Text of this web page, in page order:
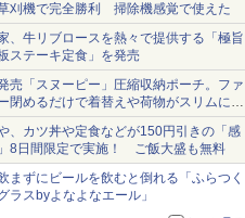
刈機で完全勝利 掃除機感覚で使えた
、牛リブロースを熱々で提供する「極旨
ステーキ定食」を発売
売「スヌーピー」圧縮収納ポーチ。ファ
閉めるだけで着替えや荷物がスリムにま
、カツ丼や定食などが150円引きの「感
8日間限定で実施！ ご飯大盛も無料
まずにビールを飲むと倒れる「ふらつく
ラスbyよなよなエール」